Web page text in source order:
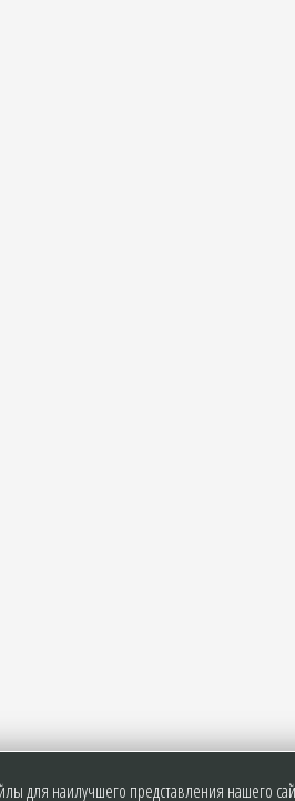
для наилучшего представления нашего